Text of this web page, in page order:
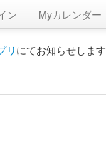
ン Myカレンダー
リにてお知らせします